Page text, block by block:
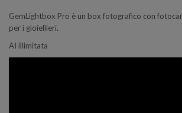
GemLightbox Pro è un box fotografico con
per i gioiellieri.
AI illimitata